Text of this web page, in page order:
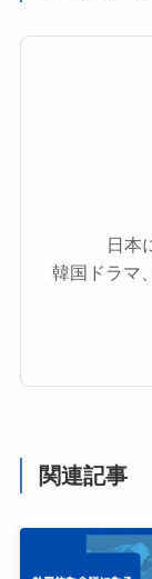
日本
韓国ドラマ
関連記事